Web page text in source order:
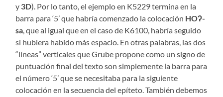
y 3D). Por lo tanto, el ejemplo en K5229 termina en la
barra para ‘5’ que habría comenzado la colocación HOʔ-
sa, que al igual que en el caso de K6100, habría seguido
si hubiera habido más espacio. En otras palabras, las dos
“líneas” verticales que Grube propone como un signo de
puntuación final del texto son simplemente la barra para
el número ‘5’ que se necesitaba para la siguiente
colocación en la secuencia del epíteto. También debemos